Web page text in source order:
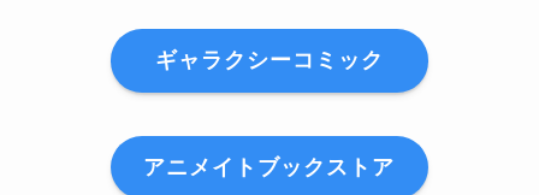
ギャラクシーコミック
アニメイトブックストア